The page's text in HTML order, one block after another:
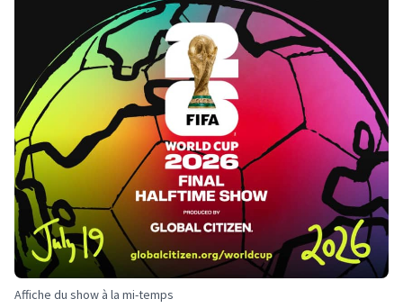
Affiche du show à la mi-temps